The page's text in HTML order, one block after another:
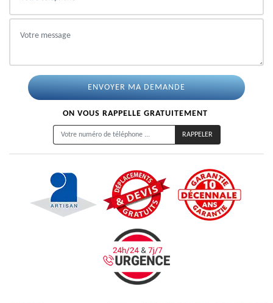
ON VOUS RAPPELLE GRATUITEMENT